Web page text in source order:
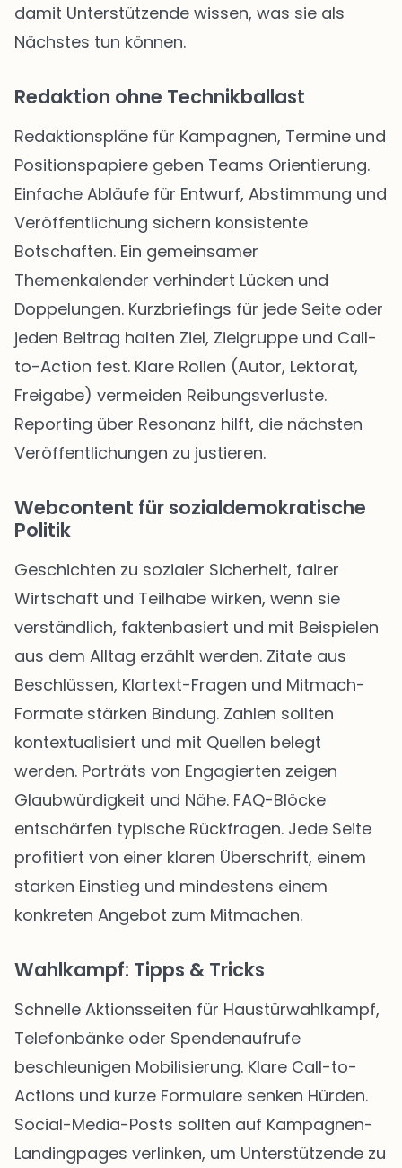
damit Unterstützende wissen, was sie als
Nächstes tun können.
Redaktion ohne Technikballast
Redaktionspläne für Kampagnen, Termine und
Positionspapiere geben Teams Orientierung.
Einfache Abläufe für Entwurf, Abstimmung und
Veröffentlichung sichern konsistente
Botschaften. Ein gemeinsamer
Themenkalender verhindert Lücken und
Doppelungen. Kurzbriefings für jede Seite oder
jeden Beitrag halten Ziel, Zielgruppe und Call-
to-Action fest. Klare Rollen (Autor, Lektorat,
Freigabe) vermeiden Reibungsverluste.
Reporting über Resonanz hilft, die nächsten
Veröffentlichungen zu justieren.
Webcontent für sozialdemokratische
Politik
Geschichten zu sozialer Sicherheit, fairer
Wirtschaft und Teilhabe wirken, wenn sie
verständlich, faktenbasiert und mit Beispielen
aus dem Alltag erzählt werden. Zitate aus
Beschlüssen, Klartext-Fragen und Mitmach-
Formate stärken Bindung. Zahlen sollten
kontextualisiert und mit Quellen belegt
werden. Porträts von Engagierten zeigen
Glaubwürdigkeit und Nähe. FAQ-Blöcke
entschärfen typische Rückfragen. Jede Seite
profitiert von einer klaren Überschrift, einem
starken Einstieg und mindestens einem
konkreten Angebot zum Mitmachen.
Wahlkampf: Tipps & Tricks
Schnelle Aktionsseiten für Haustürwahlkampf,
Telefonbänke oder Spendenaufrufe
beschleunigen Mobilisierung. Klare Call-to-
Actions und kurze Formulare senken Hürden.
Social-Media-Posts sollten auf Kampagnen-
Landingpages verlinken, um Unterstützende zu